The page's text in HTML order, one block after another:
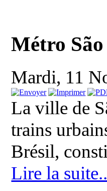
Métro
Mardi, 11
La ville de
trains
Brésil,
Lire la